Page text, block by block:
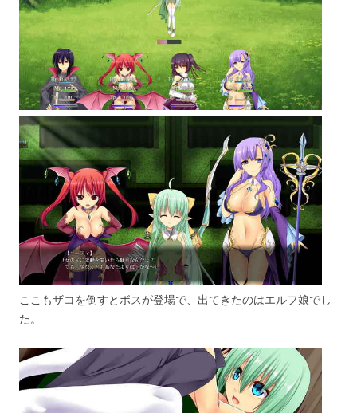
ここもザコを倒すとボスが登場で、出てきたのはエルフ娘でし
た。